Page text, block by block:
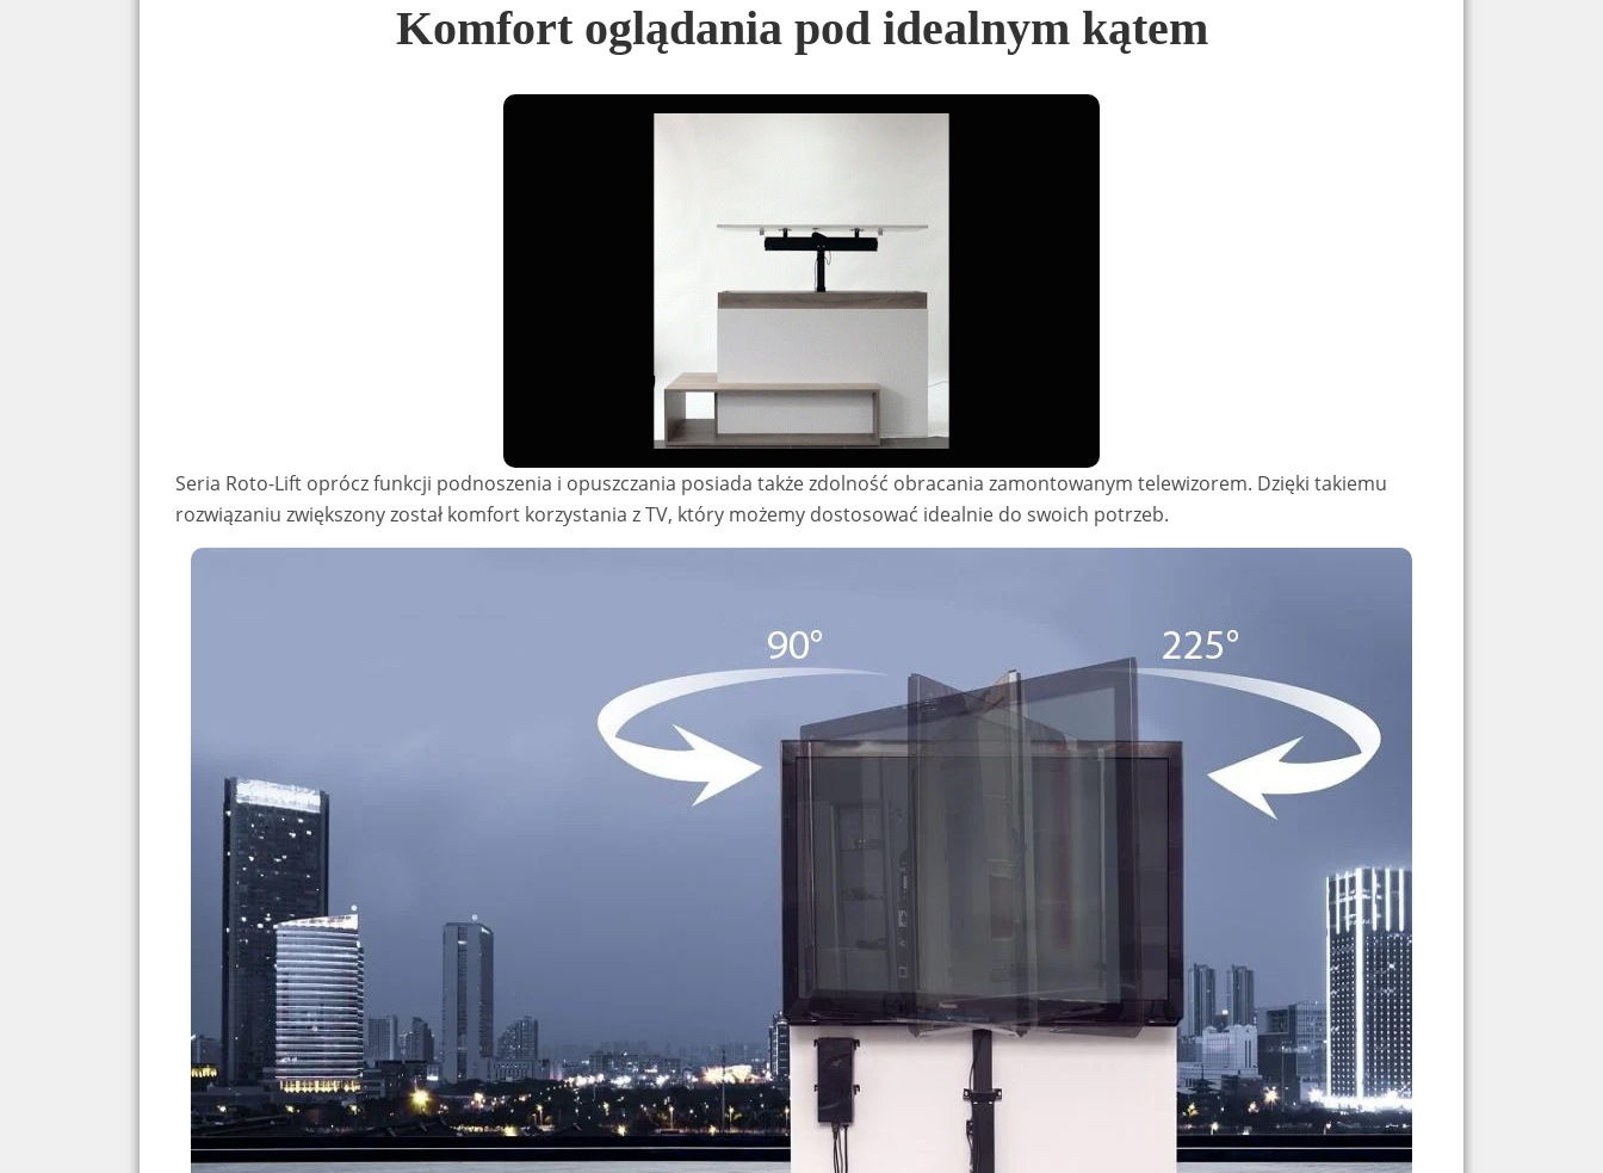
Komfort oglądania pod idealnym kątem
Seria Roto-Lift oprócz funkcji podnoszenia i opuszczania posiada także zdolność obracania zamontowanym telewizorem. Dzięki takiemu
rozwiązaniu zwiększony został komfort korzystania z TV, który możemy dostosować idealnie do swoich potrzeb.